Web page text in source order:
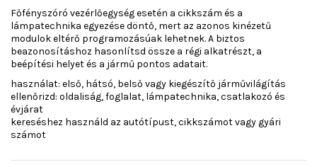
Főfényszóró vezérlőegység esetén a cikkszám és a
lámpatechnika egyezése döntő, mert az azonos kinézetű
modulok eltérő programozásúak lehetnek. A biztos
beazonosításhoz hasonlítsd össze a régi alkatrészt, a
beépítési helyet és a jármű pontos adatait.
használat: első, hátsó, belső vagy kiegészítő járművilágítás
ellenőrizd: oldaliság, foglalat, lámpatechnika, csatlakozó és
évjárat
kereséshez használd az autótípust, cikkszámot vagy gyári
számot